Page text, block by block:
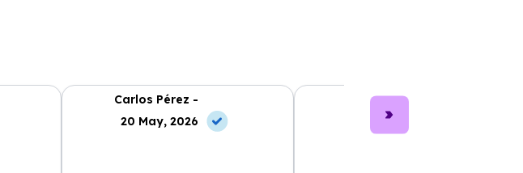
Carlos Pérez -
20 May, 2026
Lucía García -
10 Jul, 2026